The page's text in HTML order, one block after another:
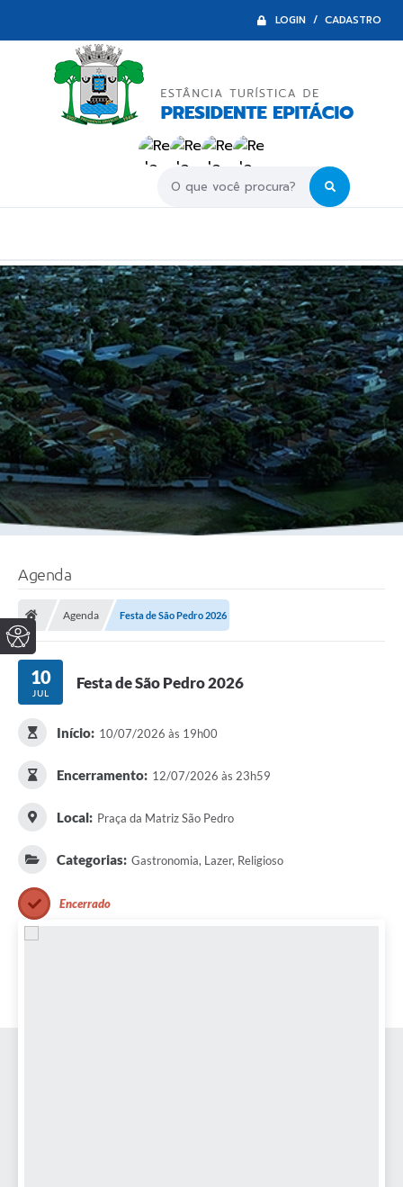
LOGIN / CADASTRO
Agenda
Agenda Festa de São Pedro 2026
10
JUL
Festa de São Pedro 2026
Início: 10/07/2026 às 19h00
Encerramento: 12/07/2026 às 23h59
Local: Praça da Matriz São Pedro
Categorias: Gastronomia, Lazer, Religioso
Encerrado